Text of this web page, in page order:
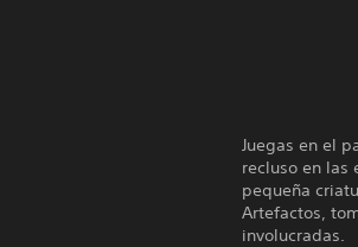
Juegas en el
recluso en las
pequeña
Artefactos,
involucradas.